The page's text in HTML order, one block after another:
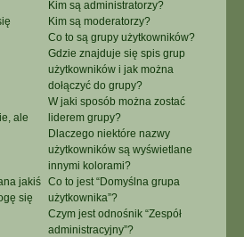
ale
jakiś
się
Kim są administratorzy?
Kim są moderatorzy?
Co to są grupy użytkowników?
Gdzie znajduje się spis grup
użytkowników i jak można
dołączyć do grupy?
W jaki sposób można zostać
liderem grupy?
Dlaczego niektóre nazwy
użytkowników są wyświetlane
innymi kolorami?
Co to jest “Domyślna grupa
użytkownika”?
Czym jest odnośnik “Zespół
administracyjny”?